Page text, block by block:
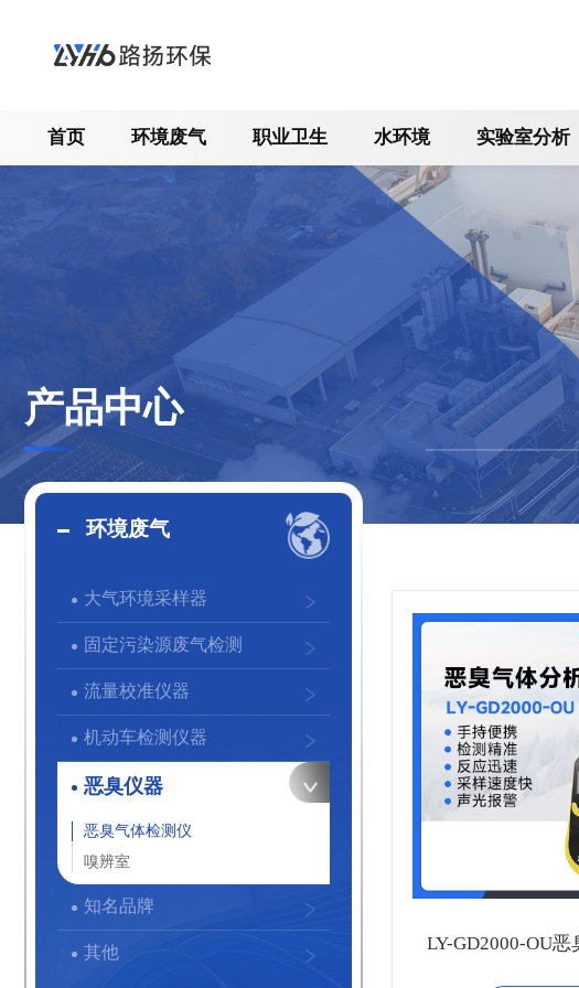
首页 环境废气 职业卫生 水环境 实验室分析
产品中心
环境废气
大气环境采样器
固定污染源废气检测
流量校准仪器
机动车检测仪器
恶臭仪器
恶臭气体检测仪
嗅辨室
知名品牌
其他 LY-GD2000-OU